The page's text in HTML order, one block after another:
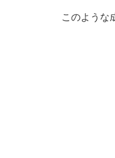
このような